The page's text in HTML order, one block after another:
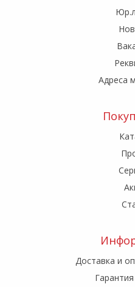
Адреса
Доставка и